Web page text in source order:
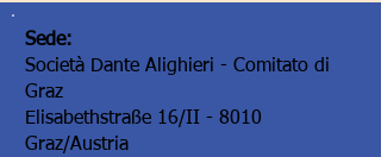
Sede:
Società Dante Alighieri - Comitato di
Graz
Elisabethstraße 16/II - 8010
Graz/Austria